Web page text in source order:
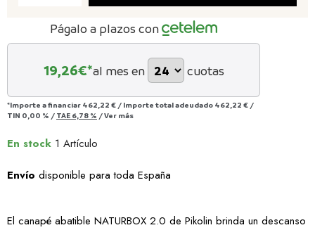
Págalo a plazos con
19,26€*al mes en cuotas
*Importe a financiar 462,22 € / Importe total adeudado 462,22 € /
TIN 0,00 % / TAE 6,78 % /Ver más
En stock 1 Artículo
Envío disponible para toda España
El canapé abatible NATURBOX 2.0 de Pikolin brinda un descanso